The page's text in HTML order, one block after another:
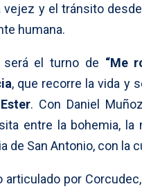
vejez y el tránsito
humana.
será el turno de “Me
, que recorre la vida y
. Con Daniel
entre la bohemia,
de San Antonio, con la
articulado por